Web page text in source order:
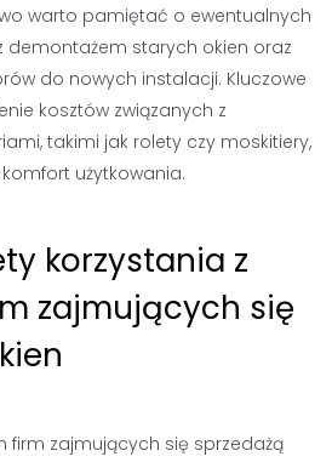
warto pamiętać o ewentualnych
demontażem starych okien oraz
do nowych instalacji. Kluczowe
kosztów związanych z
takimi jak rolety czy moskitiery,
użytkowania.
korzystania z
zajmujących się
firm zajmujących się sprzedażą